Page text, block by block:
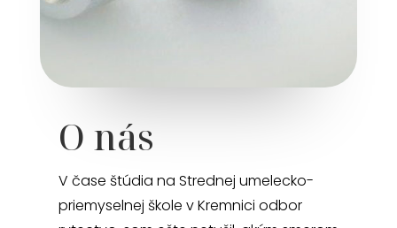
O nás
V čase štúdia na Strednej umelecko-
priemyselnej škole v Kremnici odbor